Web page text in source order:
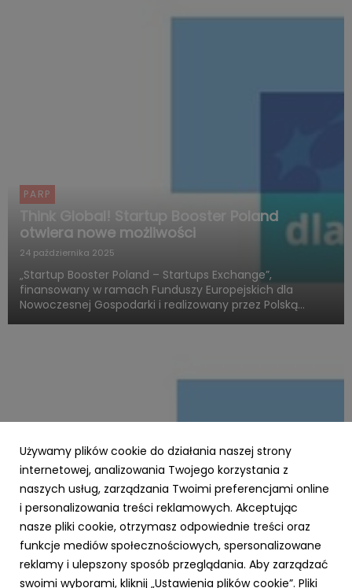
PARP
Think Global! Startup Booster Poland
otwiera nowe możliwości
24 października 2025
„Startup Booster Poland – Startups Exchange”,
finansowany w ramach Funduszy Europejskich dla
Nowoczesnej Gospodarki i realizowany przez Polską
PARP
Zielone światło dla Twojej firmy – nawet 3,5
mln zł na ekologiczną transformację z
Funduszy Europejskich!
Używamy plików cookie do działania naszej strony
internetowej, analizowania Twojego korzystania z
naszych usług, zarządzania Twoimi preferencjami online
i personalizowania treści reklamowych. Akceptując
nasze pliki cookie, otrzymasz odpowiednie treści oraz
funkcje mediów społecznościowych, spersonalizowane
reklamy i ulepszony sposób przeglądania. Aby zarządzać
swoimi wyborami, kliknij „Ustawienia plików cookie”. Pliki